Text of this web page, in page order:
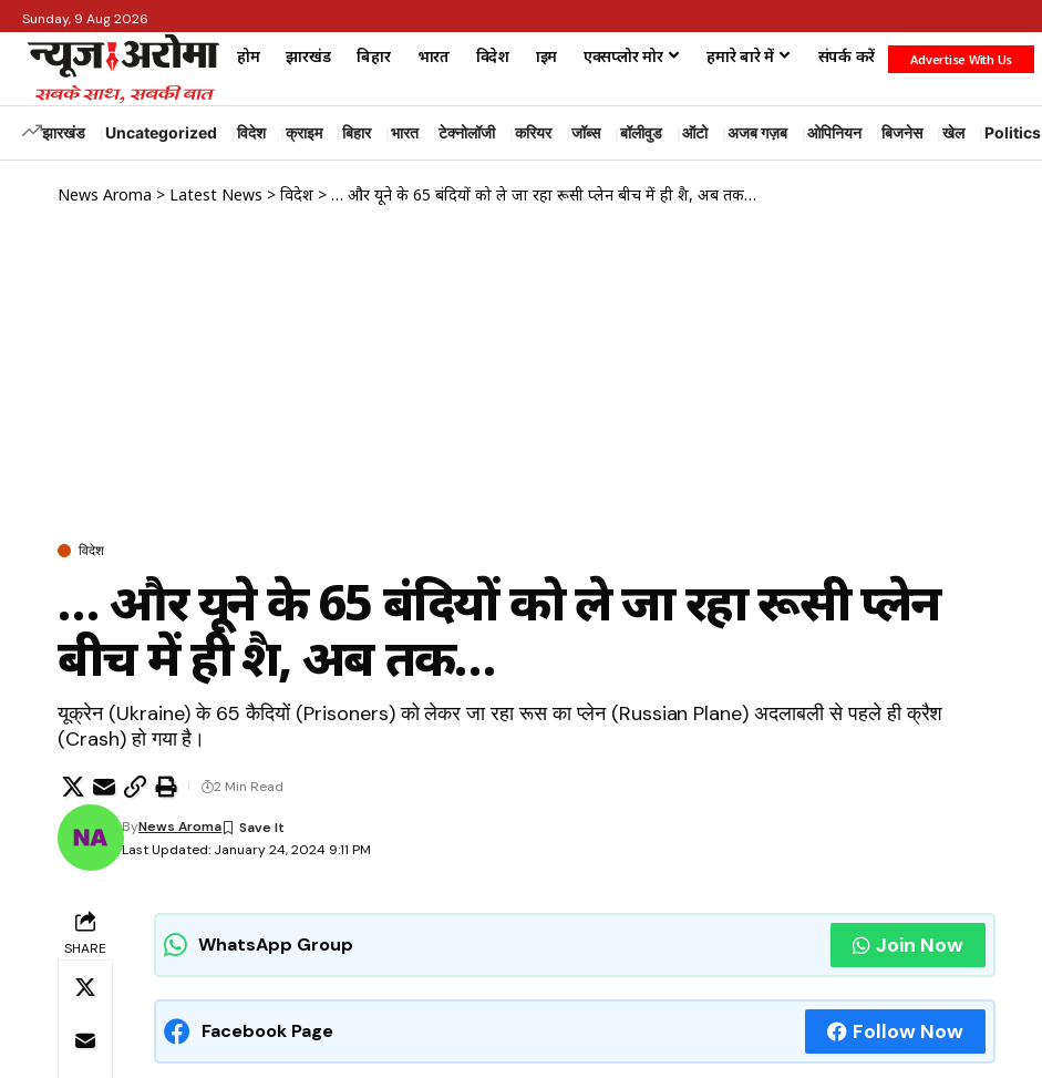
Sunday, 9 Aug 2026
होम झारखंड बिहार भारत विदेश क्राइम एक्सप्लोर मोर हमारे बारे में संपर्क करें Advertise With Us
झारखंड Uncategorized विदेश क्राइम बिहार भारत टेक्नोलॉजी करियर जॉब्स बॉलीवुड ऑटो अजब गज़ब ओपिनियन बिजनेस खेल Politics
News Aroma > Latest News > विदेश > … और यूक्रेन के 65 बंदियों को ले जा रहा रूसी प्लेन बीच में ही क्रैश, अब तक…
विदेश
… और यूक्रेन के 65 बंदियों को ले जा रहा रूसी प्लेन
बीच में ही क्रैश, अब तक…
यूक्रेन (Ukraine) के 65 कैदियों (Prisoners) को लेकर जा रहा रूस का प्लेन (Russian Plane) अदलाबली से पहले ही क्रैश
(Crash) हो गया है।
Last Updated: January 24, 2024 9:11 PM
ByNews Aroma
2 Min Read
SHARE WhatsApp Group Join Now
Facebook Page Follow Now